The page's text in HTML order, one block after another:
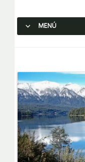
MENÚ